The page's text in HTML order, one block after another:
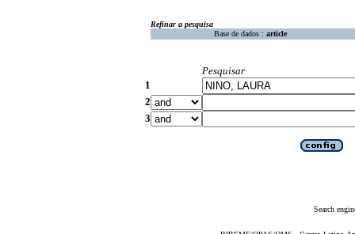
Refinar a pesquisa
Base de dados : article
Pesquisar
1
2
3
Search